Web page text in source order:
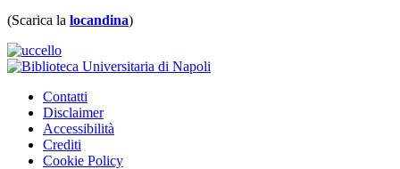
(Scarica la locandina)
Contatti
Disclaimer
Accessibilità
Crediti
Cookie Policy